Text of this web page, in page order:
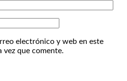
electrónico y web en este
vez que comente.